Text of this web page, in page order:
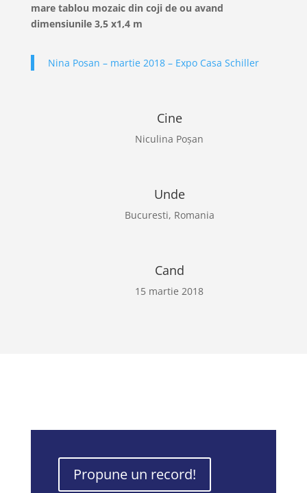
mare tablou mozaic din coji de ou avand
dimensiunile 3,5 x1,4 m
Nina Posan – martie 2018 – Expo Casa Schiller
Cine
Niculina Poșan
Unde
Bucuresti, Romania
Cand
15 martie 2018
Propune un record!